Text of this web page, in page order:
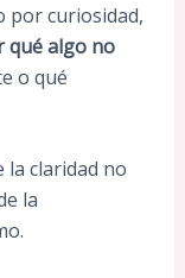
por curiosidad,
qué algo no
o qué
claridad no
la